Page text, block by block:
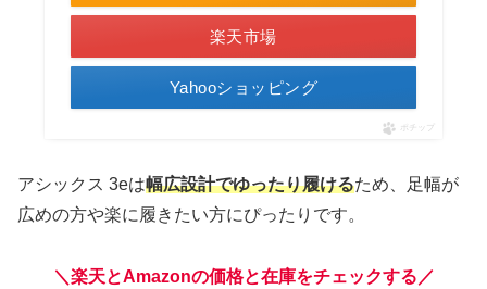
楽天市場
Yahooショッピング
ポチップ
アシックス 3eは幅広設計でゆったり履けるため、足幅が
広めの方や楽に履きたい方にぴったりです。
＼楽天とAmazonの価格と在庫をチェックする／